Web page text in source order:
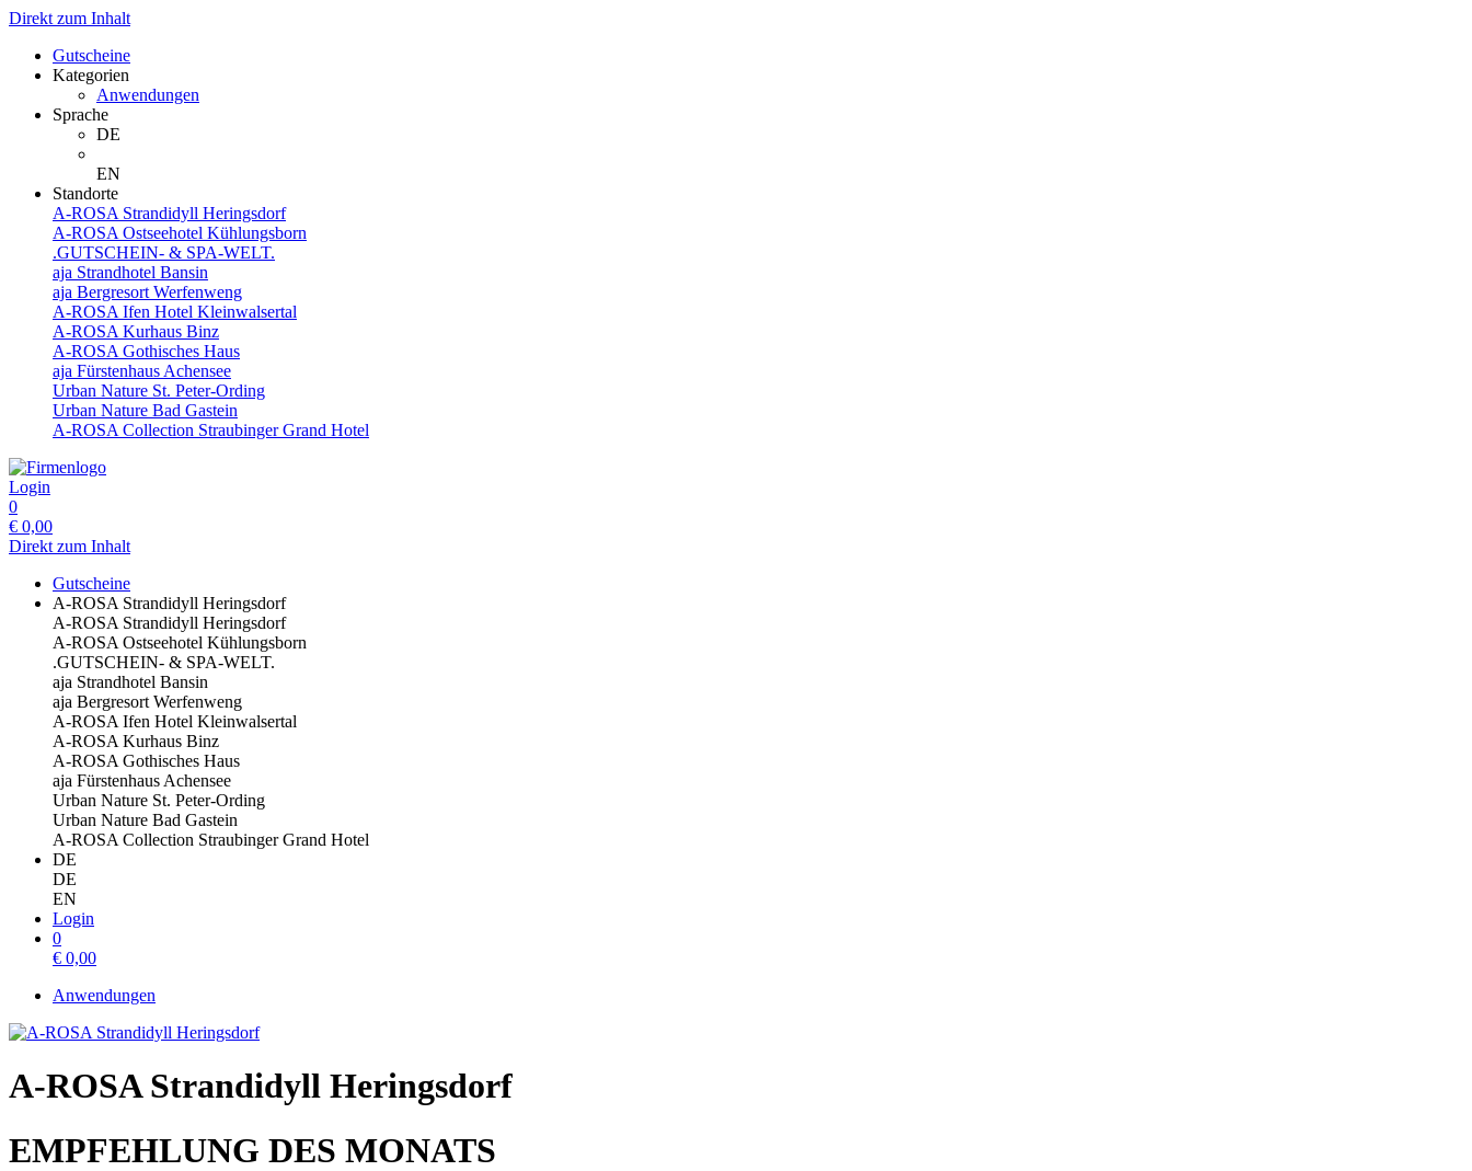
Direkt zum Inhalt
Gutscheine
Kategorien
Anwendungen
Sprache
DE
EN
Standorte
A-ROSA Strandidyll Heringsdorf
A-ROSA Ostseehotel Kühlungsborn
.GUTSCHEIN- & SPA-WELT.
aja Strandhotel Bansin
aja Bergresort Werfenweng
A-ROSA Ifen Hotel Kleinwalsertal
A-ROSA Kurhaus Binz
A-ROSA Gothisches Haus
aja Fürstenhaus Achensee
Urban Nature St. Peter-Ording
Urban Nature Bad Gastein
A-ROSA Collection Straubinger Grand Hotel
Login
0
€ 0,00
Direkt zum Inhalt
Gutscheine
A-ROSA Strandidyll Heringsdorf
A-ROSA Strandidyll Heringsdorf
A-ROSA Ostseehotel Kühlungsborn
.GUTSCHEIN- & SPA-WELT.
aja Strandhotel Bansin
aja Bergresort Werfenweng
A-ROSA Ifen Hotel Kleinwalsertal
A-ROSA Kurhaus Binz
A-ROSA Gothisches Haus
aja Fürstenhaus Achensee
Urban Nature St. Peter-Ording
Urban Nature Bad Gastein
A-ROSA Collection Straubinger Grand Hotel
DE
DE
EN
Login
0
€ 0,00
Anwendungen
A-ROSA Strandidyll Heringsdorf
EMPFEHLUNG DES MONATS